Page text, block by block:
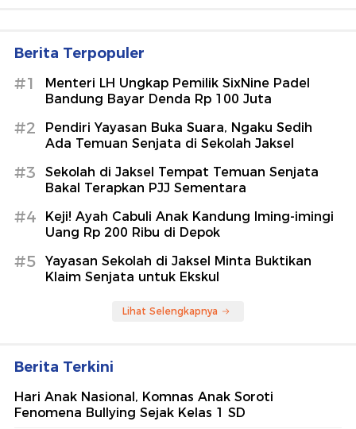
Berita Terpopuler
#1
Menteri LH Ungkap Pemilik SixNine Padel
Bandung Bayar Denda Rp 100 Juta
#2
Pendiri Yayasan Buka Suara, Ngaku Sedih
Ada Temuan Senjata di Sekolah Jaksel
#3
Sekolah di Jaksel Tempat Temuan Senjata
Bakal Terapkan PJJ Sementara
#4
Keji! Ayah Cabuli Anak Kandung Iming-imingi
Uang Rp 200 Ribu di Depok
#5
Yayasan Sekolah di Jaksel Minta Buktikan
Klaim Senjata untuk Ekskul
Lihat Selengkapnya
Berita Terkini
Hari Anak Nasional, Komnas Anak Soroti
Fenomena Bullying Sejak Kelas 1 SD